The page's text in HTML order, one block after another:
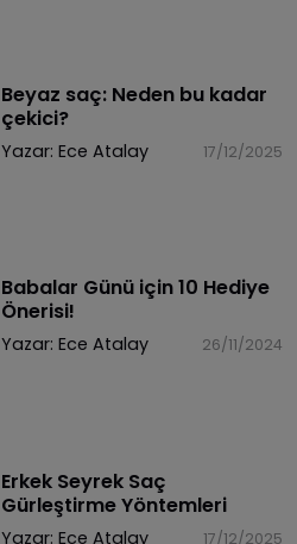
Beyaz saç: Neden bu kadar
çekici?
Yazar: Ece Atalay 17/12/2025
Babalar Günü için 10 Hediye
Önerisi!
Yazar: Ece Atalay 26/11/2024
Erkek Seyrek Saç
Gürleştirme Yöntemleri
Yazar: Ece Atalay 17/12/2025